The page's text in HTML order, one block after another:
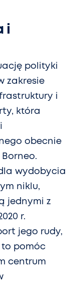
i
polityki
zakresie
i
która
obecnie
wydobycia
niklu,
jednymi z
r.
jego rudy,
to pomóc
centrum